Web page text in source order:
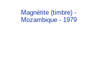
Magnétite (timbre) -
Mozambique - 1979